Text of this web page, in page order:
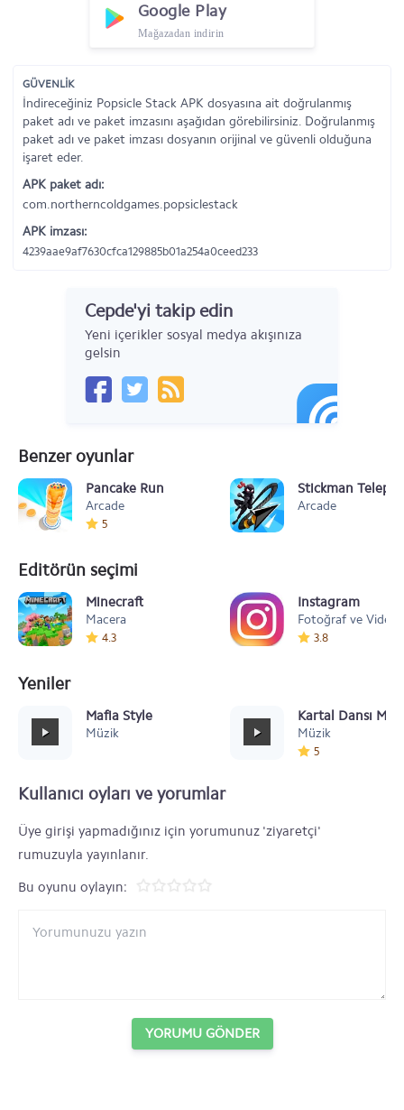
Google Play
Mağazadan indirin
GÜVENLİK
İndireceğiniz Popsicle Stack APK dosyasına ait doğrulanmış
paket adı ve paket imzasını aşağıdan görebilirsiniz. Doğrulanmış
paket adı ve paket imzası dosyanın orijinal ve güvenli olduğuna
işaret eder.
APK paket adı:
com.northerncoldgames.popsiclestack
APK imzası:
4239aae9af7630cfca129885b01a254a0ceed233
Cepde'yi takip edin
Yeni içerikler sosyal medya akışınıza
gelsin
Benzer oyunlar
Pancake Run
Arcade
5
Stickman
Arcade
Editörün seçimi
Minecraft
Macera
4.3
Instagram
Fotoğraf ve Video
3.8
Yeniler
Mafia Style
Müzik
Kartal Dansı
Müzik
5
Kullanıcı oyları ve yorumlar
Üye girişi yapmadığınız için yorumunuz 'ziyaretçi'
rumuzuyla yayınlanır.
Bu oyunu oylayın:
YORUMU GÖNDER